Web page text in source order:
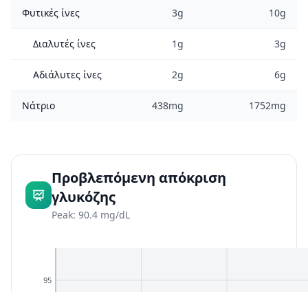
Φυτικές ίνες 3g 10g
Διαλυτές ίνες 1g 3g
Αδιάλυτες ίνες 2g 6g
Νάτριο 438mg 1752mg
Προβλεπόμενη απόκριση
γλυκόζης
Peak: 90.4 mg/dL
95